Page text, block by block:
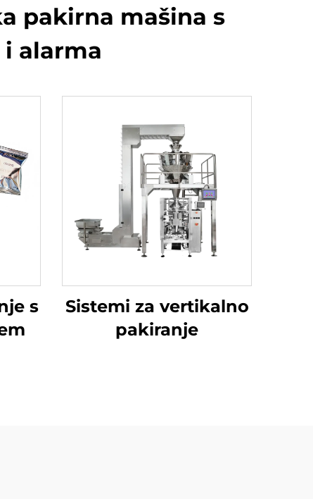
pakirna mašina s
alarma
s
Sistemi za vertikalno
pakiranje